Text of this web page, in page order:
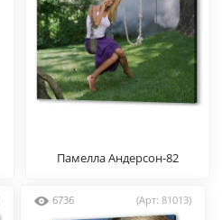
Памелла Андерсон-82
6736 (Арт: 81013)